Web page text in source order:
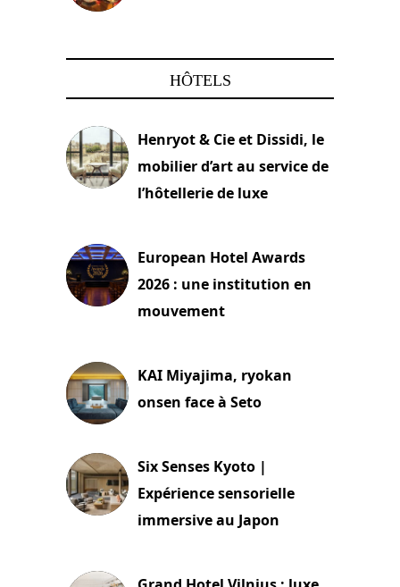
HÔTELS
Henryot & Cie et Dissidi, le
mobilier d’art au service de
l’hôtellerie de luxe
European Hotel Awards
2026 : une institution en
mouvement
KAI Miyajima, ryokan
onsen face à Seto
Six Senses Kyoto |
Expérience sensorielle
immersive au Japon